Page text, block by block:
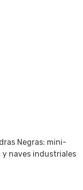
Negras: mini-
y naves industriales